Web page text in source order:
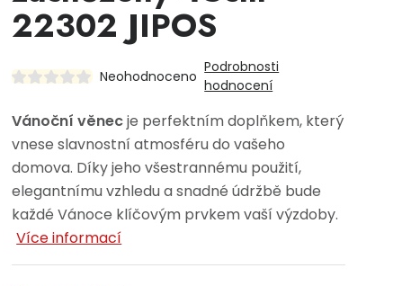
22302 JIPOS
Neohodnoceno
Podrobnosti
hodnocení
Vánoční věnecje perfektním doplňkem, který
vnese slavnostní atmosféru do vašeho
domova. Díky jeho všestrannému použití,
elegantnímu vzhledu a snadné údržbě bude
každé Vánoce klíčovým prvkem vaší výzdoby.
Více informací